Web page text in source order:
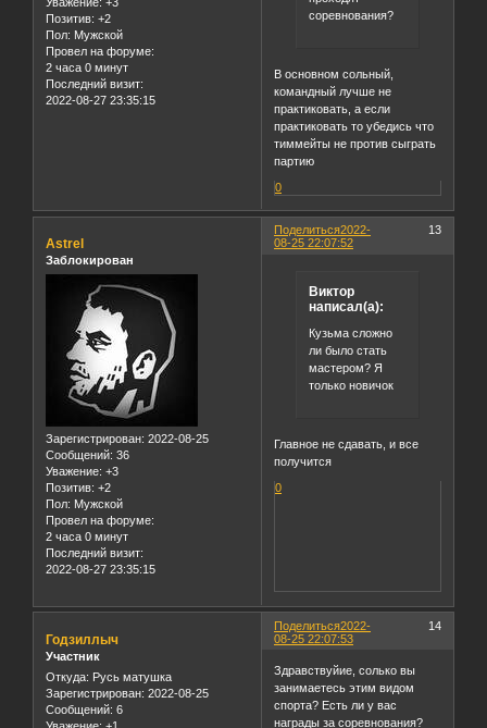
Позитив: +2
Пол: Мужской
Провел на форуме:
2 часа 0 минут
Последний визит:
2022-08-27 23:35:15
соревнования?
В основном сольный,
командный лучше не
практиковать, а если
практиковать то убедись что
тиммейты не против сыграть
партию
0
Поделиться 13
2022-
08-25 22:07:52
Astrel
Заблокирован
Зарегистрирован: 2022-08-25
Сообщений: 36
Уважение: +3
Позитив: +2
Пол: Мужской
Провел на форуме:
2 часа 0 минут
Последний визит:
2022-08-27 23:35:15
Виктор
написал(а):
Кузьма сложно
ли было стать
мастером? Я
только новичок
Главное не сдавать, и все
получится
0
Поделиться 14
2022-
08-25 22:07:53
Годзиллыч
Участник
Откуда: Русь матушка
Зарегистрирован: 2022-08-25
Сообщений: 6
Здравствуйие, солько вы
занимаетесь этим видом
спорта? Есть ли у вас
награды за соревнования?